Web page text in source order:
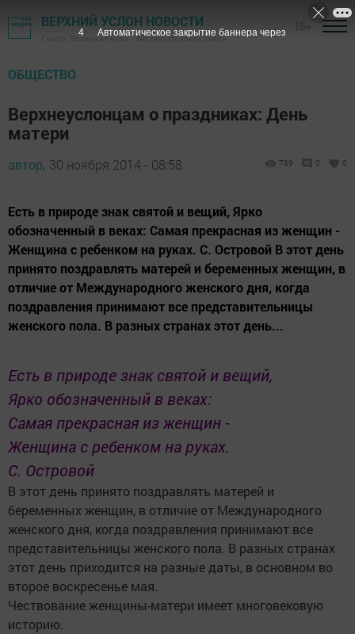
ВЕРХНИЙ УСЛОН НОВОСТИ
Газета "Волжская новь" - Верхнеуслонский район
ОБЩЕСТВО
Верхнеуслонцам о праздниках: День
матери
автор, 30 ноября 2014 - 08:58 789 0 0
Есть в природе знак святой и вещий, Ярко
обозначенный в веках: Самая прекрасная из женщин -
Женщина с ребенком на руках. С. Островой В этот день
принято поздравлять матерей и беременных женщин, в
отличие от Международного женского дня, когда
поздравления принимают все представительницы
женского пола. В разных странах этот день...
Есть в природе знак святой и вещий,
Ярко обозначенный в веках:
Самая прекрасная из женщин -
Женщина с ребенком на руках.
С. Островой
В этот день принято поздравлять матерей и
беременных женщин, в отличие от Международного
женского дня, когда поздравления принимают все
представительницы женского пола. В разных странах
этот день приходится на разные даты, в основном во
второе воскресенье мая.
Чествование женщины-матери имеет многовековую
историю.
3 Автоматическое закрытие баннера через